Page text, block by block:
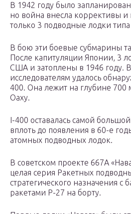
В 1942 году было
но война внесла коррективы и
только 3 подводные лодки типа
В бою эти боевые субмарины
После капитуляции Японии, 3
США и затоплены в 1946 году.
исследователям удалось
400. Она лежит на глубине 700
Оаху.
I-400 оставалась самой
вплоть до появления в 60-е
атомных подводных лодок.
В советском проекте 667А
целая серия Ракетных
стратегического назначения с
ракетами Р-27 на борту.